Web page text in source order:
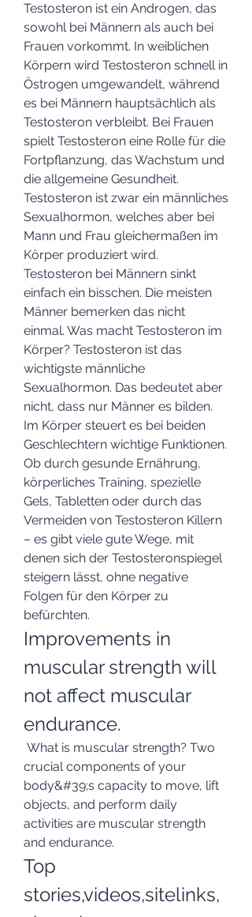
Testosteron ist ein Androgen, das
sowohl bei Männern als auch bei
Frauen vorkommt. In weiblichen
Körpern wird Testosteron schnell in
Östrogen umgewandelt, während
es bei Männern hauptsächlich als
Testosteron verbleibt. Bei Frauen
spielt Testosteron eine Rolle für die
Fortpflanzung, das Wachstum und
die allgemeine Gesundheit.
Testosteron ist zwar ein männliches
Sexualhormon, welches aber bei
Mann und Frau gleichermaßen im
Körper produziert wird.
Testosteron bei Männern sinkt
einfach ein bisschen. Die meisten
Männer bemerken das nicht
einmal. Was macht Testosteron im
Körper? Testosteron ist das
wichtigste männliche
Sexualhormon. Das bedeutet aber
nicht, dass nur Männer es bilden.
Im Körper steuert es bei beiden
Geschlechtern wichtige Funktionen.
Ob durch gesunde Ernährung,
körperliches Training, spezielle
Gels, Tabletten oder durch das
Vermeiden von Testosteron Killern
– es gibt viele gute Wege, mit
denen sich der Testosteronspiegel
steigern lässt, ohne negative
Folgen für den Körper zu
befürchten.
Improvements in
muscular strength will
not affect muscular
endurance.
crucial components of your
body&#39;s capacity to move, lift
objects, and perform daily
activities are muscular strength
and endurance.
Top
stories,videos,sitelinks,